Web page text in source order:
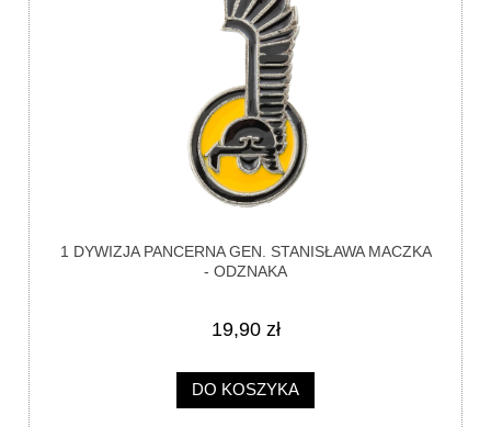
1 DYWIZJA PANCERNA GEN. STANISŁAWA MACZKA
- ODZNAKA
19,90 zł
DO KOSZYKA